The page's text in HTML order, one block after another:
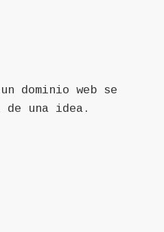
dominio web se
una idea.